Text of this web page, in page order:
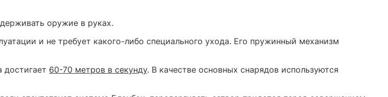
оружие в руках.
и не требует какого-либо специального ухода. Его пружинный механизм
60-70 метров в секунду. В качестве основных снарядов используются